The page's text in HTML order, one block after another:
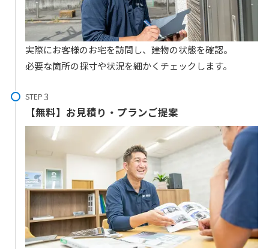
実際にお客様のお宅を訪問し、建物の状態を確認。
必要な箇所の採寸や状況を細かくチェックします。
STEP
【無料】お見積り・プランご提案